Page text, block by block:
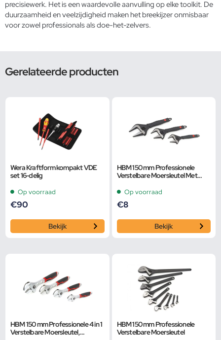
precisiewerk. Het is een waardevolle aanvulling op elke toolkit. De
duurzaamheid en veelzijdigheid maken het breekijzer onmisbaar
voor zowel professionals als doe-het-zelvers.
Gerelateerde producten
Wera Kraftform kompakt VDE
set 16-delig
Op voorraad
€90
Bekijk
HBM 150 mm Professionele
Verstelbare Moersleutel Met
Smalle Bek
Op voorraad
€8
Bekijk
HBM 150 mm Professionele 4 in 1
Verstelbare Moersleutel,
HBM 150 mm Professionele
Verstelbare Moersleutel